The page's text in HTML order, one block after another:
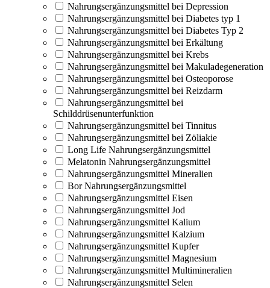
Nahrungsergänzungsmittel bei Depression
Nahrungsergänzungsmittel bei Diabetes typ 1
Nahrungsergänzungsmittel bei Diabetes Typ 2
Nahrungsergänzungsmittel bei Erkältung
Nahrungsergänzungsmittel bei Krebs
Nahrungsergänzungsmittel bei Makuladegeneration
Nahrungsergänzungsmittel bei Osteoporose
Nahrungsergänzungsmittel bei Reizdarm
Nahrungsergänzungsmittel bei
Schilddrüsenunterfunktion
Nahrungsergänzungsmittel bei Tinnitus
Nahrungsergänzungsmittel bei Zöliakie
Long Life Nahrungsergänzungsmittel
Melatonin Nahrungsergänzungsmittel
Nahrungsergänzungsmittel Mineralien
Bor Nahrungsergänzungsmittel
Nahrungsergänzungsmittel Eisen
Nahrungsergänzungsmittel Jod
Nahrungsergänzungsmittel Kalium
Nahrungsergänzungsmittel Kalzium
Nahrungsergänzungsmittel Kupfer
Nahrungsergänzungsmittel Magnesium
Nahrungsergänzungsmittel Multimineralien
Nahrungsergänzungsmittel Selen